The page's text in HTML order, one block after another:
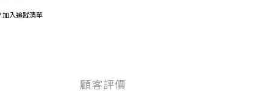
加入追蹤清單
顧客評價